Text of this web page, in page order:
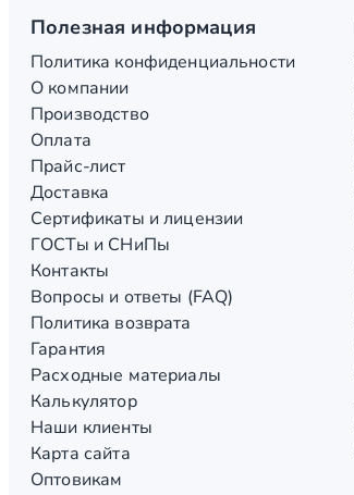
Полезная информация
Политика конфиденциальности
О компании
Производство
Оплата
Прайс-лист
Доставка
Сертификаты и лицензии
ГОСТы и СНиПы
Контакты
Вопросы и ответы (FAQ)
Политика возврата
Гарантия
Расходные материалы
Калькулятор
Наши клиенты
Карта сайта
Оптовикам